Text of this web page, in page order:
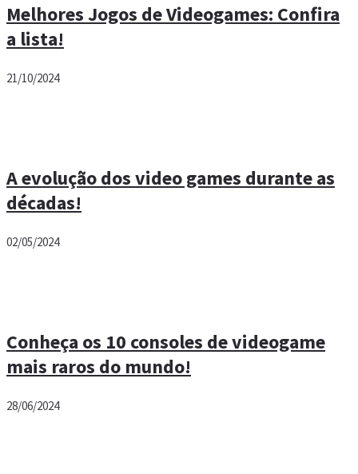
Melhores Jogos de Videogames: Confira
a lista!
21/10/2024
A evolução dos video games durante as
décadas!
02/05/2024
Conheça os 10 consoles de videogame
mais raros do mundo!
28/06/2024